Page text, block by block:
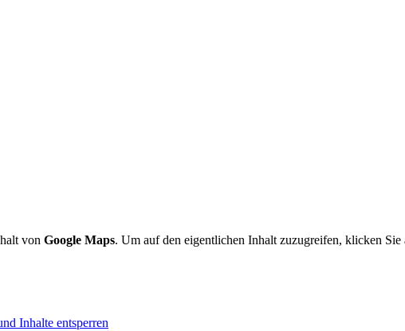
von Google Maps. Um auf den eigentlichen Inhalt zuzugreifen, klicken
Inhalte entsperren